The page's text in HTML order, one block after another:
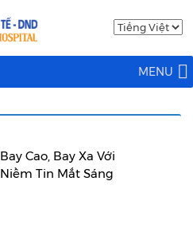
MENU
Bay Cao, Bay Xa Với
Niềm Tin Mắt Sáng